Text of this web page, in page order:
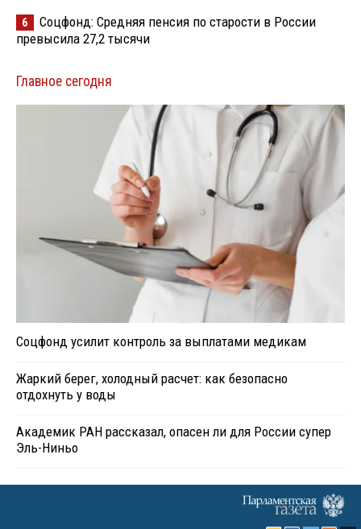
6
Соцфонд: Средняя пенсия по старости в России
превысила 27,2 тысячи
Главное сегодня
Соцфонд усилит контроль за выплатами медикам
Жаркий берег, холодный расчет: как безопасно
отдохнуть у воды
Академик РАН рассказал, опасен ли для России супер
Эль-Ниньо